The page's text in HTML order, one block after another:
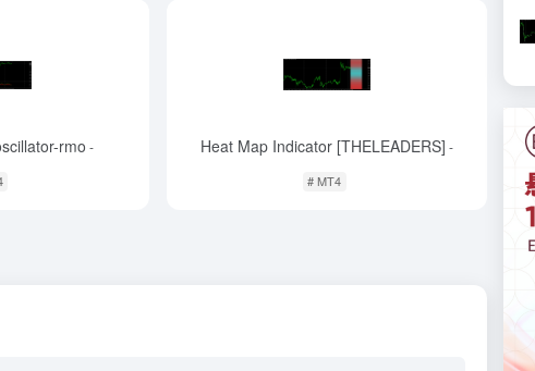
rmo - Heat Map Indicator [THELEADERS] -
# MT4